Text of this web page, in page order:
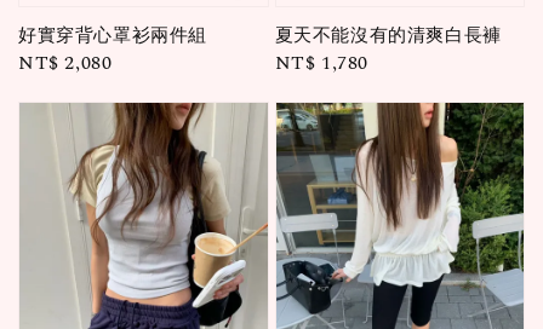
好實穿背心罩衫兩件組
Regular
NT$ 2,080
夏天不能沒有的清爽白長褲
Regular
NT$ 1,780